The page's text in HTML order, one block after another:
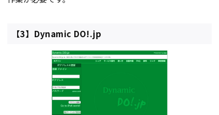
【3】Dynamic DO!.jp